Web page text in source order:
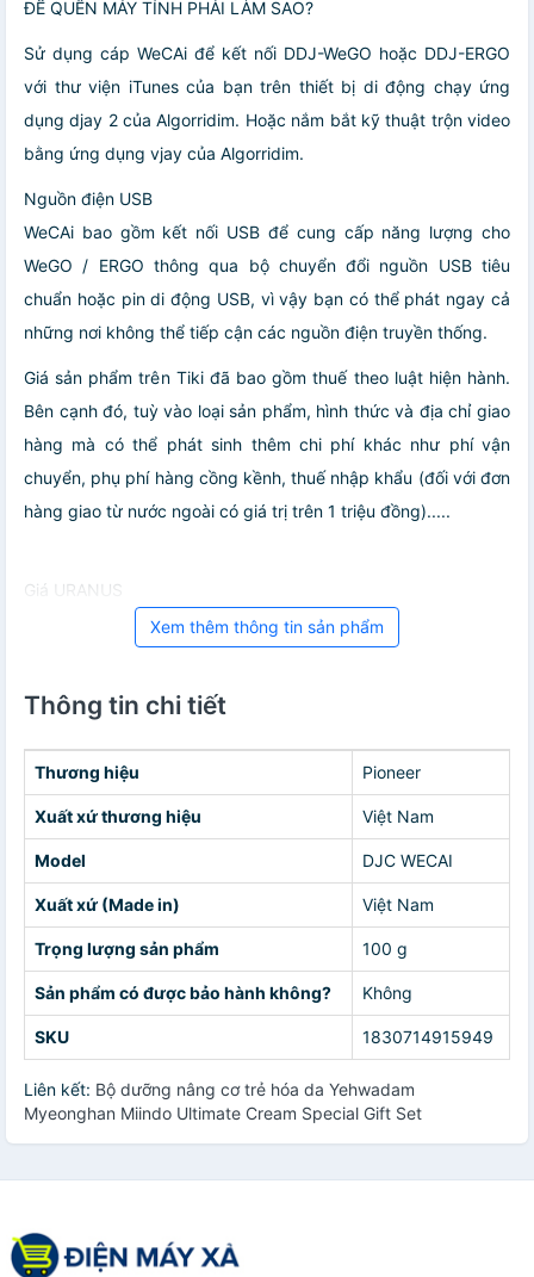
ĐỂ QUÊN MÁY TÍNH PHẢI LÀM SAO?
Sử dụng cáp WeCAi để kết nối DDJ-WeGO hoặc DDJ-ERGO
với thư viện iTunes của bạn trên thiết bị di động chạy ứng
dụng djay 2 của Algorridim. Hoặc nắm bắt kỹ thuật trộn video
bằng ứng dụng vjay của Algorridim.
Nguồn điện USB
WeCAi bao gồm kết nối USB để cung cấp năng lượng cho
WeGO / ERGO thông qua bộ chuyển đổi nguồn USB tiêu
chuẩn hoặc pin di động USB, vì vậy bạn có thể phát ngay cả
những nơi không thể tiếp cận các nguồn điện truyền thống.
Giá sản phẩm trên Tiki đã bao gồm thuế theo luật hiện hành.
Bên cạnh đó, tuỳ vào loại sản phẩm, hình thức và địa chỉ giao
hàng mà có thể phát sinh thêm chi phí khác như phí vận
chuyển, phụ phí hàng cồng kềnh, thuế nhập khẩu (đối với đơn
hàng giao từ nước ngoài có giá trị trên 1 triệu đồng).....
Giá URANUS
Xem thêm thông tin sản phẩm
Thông tin chi tiết
Thương hiệu Pioneer
Xuất xứ thương hiệu Việt Nam
Model DJC WECAI
Xuất xứ (Made in) Việt Nam
Trọng lượng sản phẩm 100 g
Sản phẩm có được bảo hành không? Không
SKU 1830714915949
Liên kết: Bộ dưỡng nâng cơ trẻ hóa da Yehwadam
Myeonghan Miindo Ultimate Cream Special Gift Set